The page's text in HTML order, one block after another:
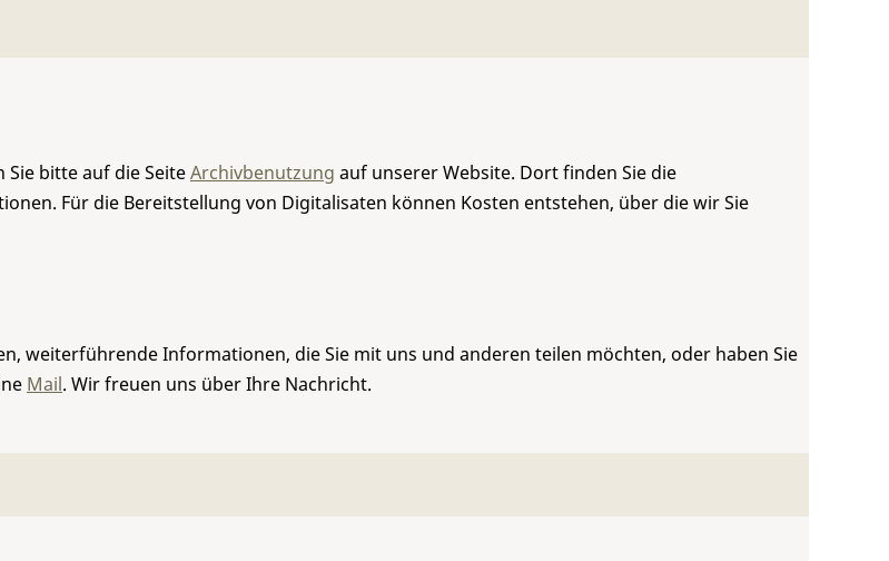
bitte auf die SeiteArchivbenutzung auf unserer Website. Dort finden Sie die
Für die Bereitstellung von Digitalisaten können Kosten entstehen, über die wir Sie
weiterführende Informationen, die Sie mit uns und anderen teilen möchten, oder haben Sie
Mail. Wir freuen uns über Ihre Nachricht.